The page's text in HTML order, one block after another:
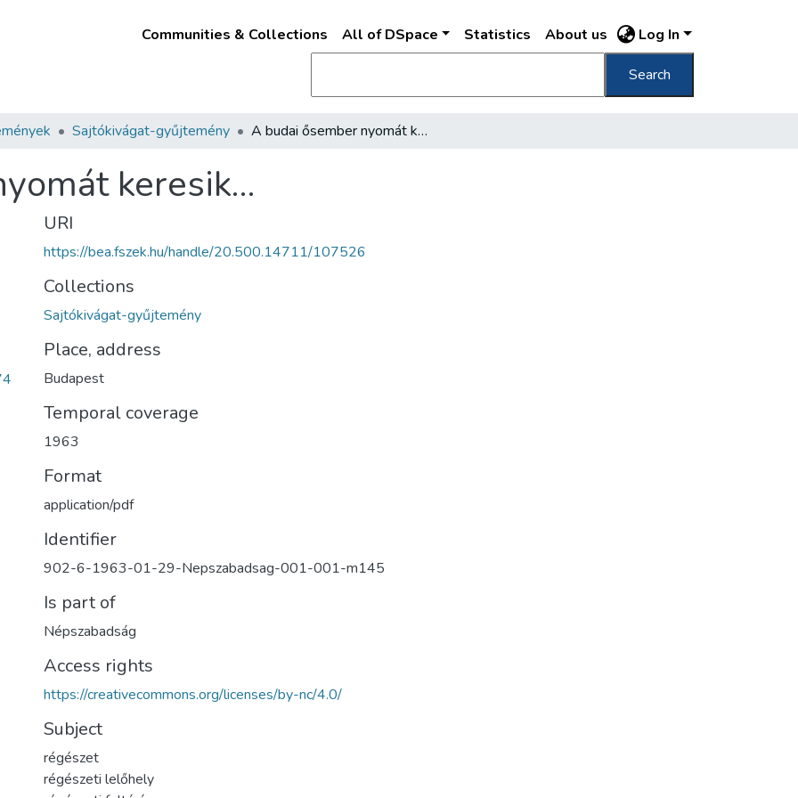
Communities & Collections All of DSpace Statistics About us Log In
Search
Sajtókivágat-gyűjtemény A budai ősember nyomát keresik…
keresik…
URI
https://bea.fszek.hu/handle/20.500.14711/107526
Collections
Sajtókivágat-gyűjtemény
Place, address
Budapest
Temporal coverage
1963
Format
application/pdf
Identifier
902-6-1963-01-29-Nepszabadsag-001-001-m145
Is part of
Népszabadság
Access rights
https://creativecommons.org/licenses/by-nc/4.0/
Subject
régészet
régészeti lelőhely